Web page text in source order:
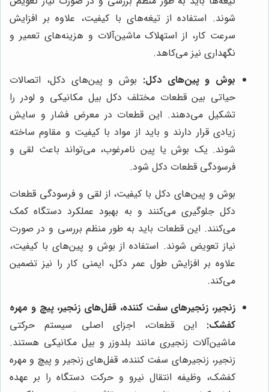
شوند. استفاده از تیغه‌های با کیفیت، علاوه بر افزایش
سرعت کار، از استهلاک ماشین‌آلات و هزینه‌های تعمیر و
نگهداری نیز می‌کاهد.
بوش و پین‌های دکل: بوش و پین‌های دکل، اتصالات
حیاتی بین قطعات مختلف دکل بیل مکانیکی و لودر را
تشکیل می‌دهند. این قطعات در معرض فشار و سایش
زیادی قرار دارند و باید از مواد با کیفیت و مقاوم ساخته
شوند. یک بوش یا پین نامرغوب، می‌تواند باعث لقی و
فرسودگی قطعات دکل شود.
بوش و پین‌های دکل با کیفیت، از لقی و فرسودگی قطعات
دکل جلوگیری می‌کنند و به بهبود عملکرد دستگاه کمک
می‌کنند. این قطعات باید به طور منظم بررسی و در صورت
نیاز تعویض شوند. استفاده از بوش و پین‌های با کیفیت،
علاوه بر افزایش طول عمر دکل، ایمنی کار را نیز تضمین
می‌کند.
زنجیر، زنجیرهای سفت کننده، قفل‌های زنجیر، پیچ و مهره
کفشک: این قطعات، اجزای اصلی سیستم حرکتی
ماشین‌آلات زنجیری مانند بلدوزر و بیل مکانیکی هستند.
زنجیر، زنجیرهای سفت کننده، قفل‌های زنجیر و پیچ و مهره
کفشک، وظیفه انتقال نیرو و حرکت دستگاه را بر عهده